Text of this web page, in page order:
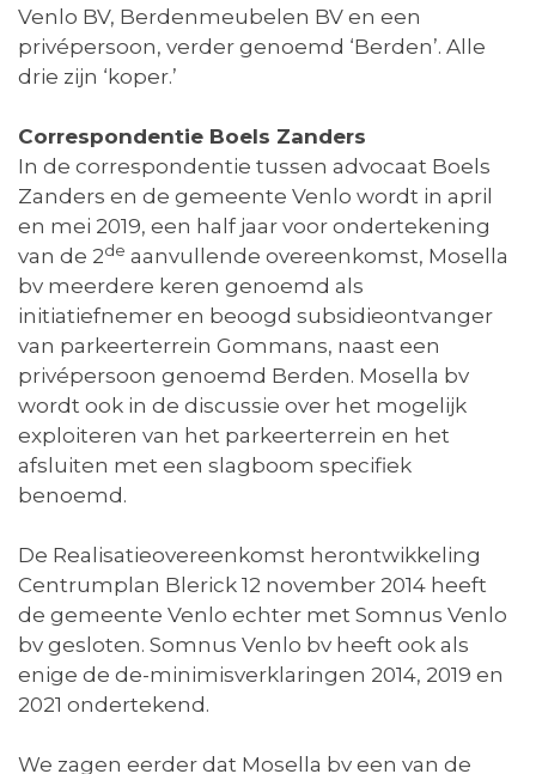
Venlo BV, Berdenmeubelen BV en een
privépersoon, verder genoemd ‘Berden’. Alle
drie zijn ‘koper.’
Correspondentie Boels Zanders
In de correspondentie tussen advocaat Boels
Zanders en de gemeente Venlo wordt in april
en mei 2019, een half jaar voor ondertekening
van de 2de aanvullende overeenkomst, Mosella
bv meerdere keren genoemd als
initiatiefnemer en beoogd subsidieontvanger
van parkeerterrein Gommans, naast een
privépersoon genoemd Berden. Mosella bv
wordt ook in de discussie over het mogelijk
exploiteren van het parkeerterrein en het
afsluiten met een slagboom specifiek
benoemd.
De Realisatieovereenkomst herontwikkeling
Centrumplan Blerick 12 november 2014 heeft
de gemeente Venlo echter met Somnus Venlo
bv gesloten. Somnus Venlo bv heeft ook als
enige de de-minimisverklaringen 2014, 2019 en
2021 ondertekend.
We zagen eerder dat Mosella bv een van de